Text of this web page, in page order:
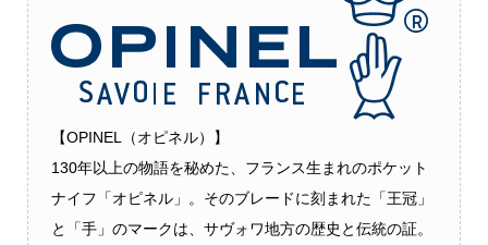
【OPINEL（オピネル）】
130年以上の物語を秘めた、フランス生まれのポケット
ナイフ「オピネル」。そのブレードに刻まれた「王冠」
と「手」のマークは、サヴォワ地方の歴史と伝統の証。